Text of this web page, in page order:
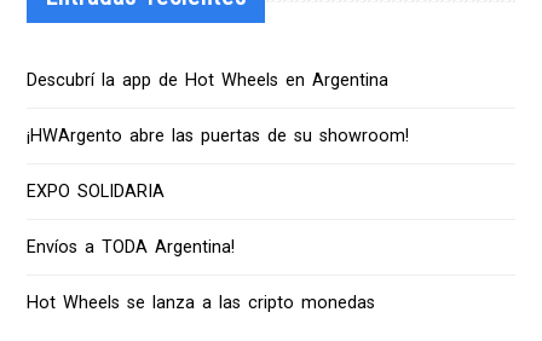
Descubrí la app de Hot Wheels en Argentina
¡HWArgento abre las puertas de su showroom!
EXPO SOLIDARIA
Envíos a TODA Argentina!
Hot Wheels se lanza a las cripto monedas